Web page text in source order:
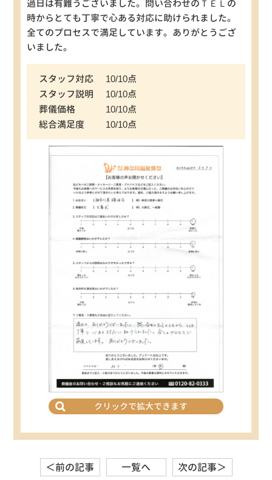
過日は有難うございました。問い合わせのＴＥＬの
時からとても丁寧で心ある対応に助けられました。
全てのプロセスで満足しています。ありがとうござ
いました。
スタッフ対応
10/10点
スタッフ説明
10/10点
葬儀価格
10/10点
総合満足度
10/10点
クリックで拡大できます
＜前の記事 一覧へ 次の記事＞